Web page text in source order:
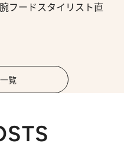
フードスタイリスト直
覧